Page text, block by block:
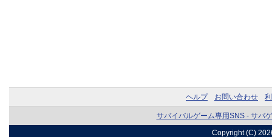
ヘルプ お問い合わせ
サバイバルゲーム専用SNS - サバ
Copyright (C)